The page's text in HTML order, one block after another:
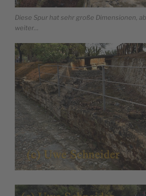
Diese Spur hat sehr große Dimensionen,
weiter…